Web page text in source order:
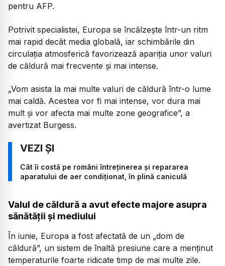
pentru AFP.
Potrivit specialistei, Europa se încălzește într-un ritm
mai rapid decât media globală, iar schimbările din
circulația atmosferică favorizează apariția unor valuri
de căldură mai frecvente și mai intense.
„Vom asista la mai multe valuri de căldură într-o lume
mai caldă. Acestea vor fi mai intense, vor dura mai
mult și vor afecta mai multe zone geografice”, a
avertizat Burgess.
Cât îi costă pe români întreținerea și repararea
aparatului de aer condiționat, în plină caniculă
Valul de căldură a avut efecte majore asupra
sănătății și mediului
În iunie, Europa a fost afectată de un „dom de
căldură”, un sistem de înaltă presiune care a menținut
temperaturile foarte ridicate timp de mai multe zile.